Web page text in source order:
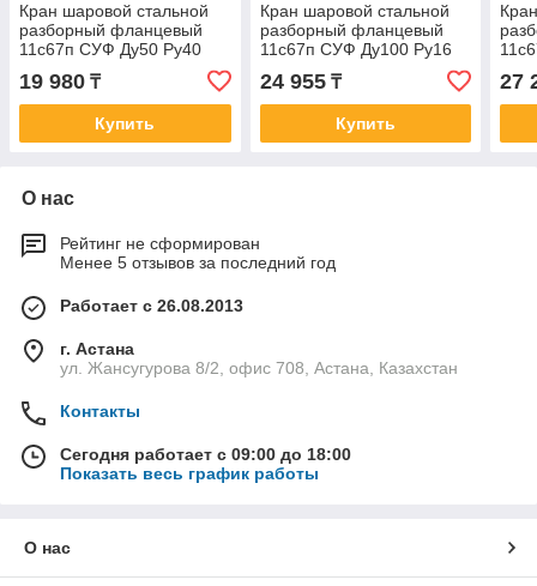
Кран шаровой стальной
разборный фланцевый
11с67п СУФ Ду50 Ру40
19 980 ₸
Купить
Кран шаровой стальной
разборный фланцевый
11с67п СУФ Ду100 Ру16
24 955₸
Купить
27
О нас
Рейтинг не сформирован
Менее 5 отзывов за последний год
Работает с 26.08.2013
г. Астана
ул. Жансугурова 8/2, офис 708, Астана, Казахстан
Контакты
Сегодня работает с 09:00 до 18:00
Показать весь график работы
О нас